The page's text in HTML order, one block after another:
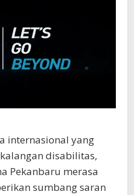
internasional yang
disabilitas,
Pekanbaru merasa
sumbang saran